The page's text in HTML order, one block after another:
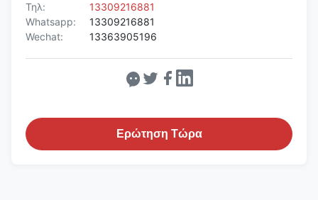
Τηλ:
13309216881
Whatsapp:
13309216881
Wechat:
13363905196
Ερώτηση Τώρα